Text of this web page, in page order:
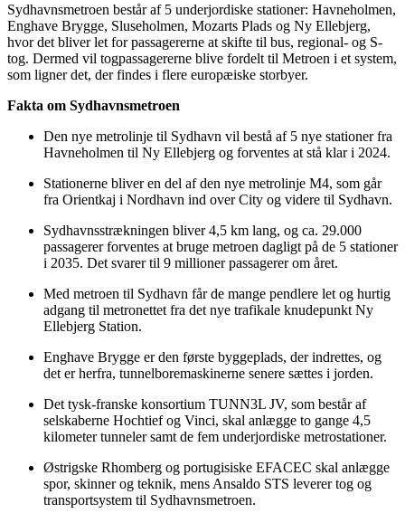
Sydhavnsmetroen består af 5 underjordiske stationer: Havneholmen,
Enghave Brygge, Sluseholmen, Mozarts Plads og Ny Ellebjerg,
hvor det bliver let for passagererne at skifte til bus, regional- og S-
tog. Dermed vil togpassagererne blive fordelt til Metroen i et system,
som ligner det, der findes i flere europæiske storbyer.
Fakta om Sydhavnsmetroen
Den nye metrolinje til Sydhavn vil bestå af 5 nye stationer fra
Havneholmen til Ny Ellebjerg og forventes at stå klar i 2024.
Stationerne bliver en del af den nye metrolinje M4, som går
fra Orientkaj i Nordhavn ind over City og videre til Sydhavn.
Sydhavnsstrækningen bliver 4,5 km lang, og ca. 29.000
passagerer forventes at bruge metroen dagligt på de 5 stationer
i 2035. Det svarer til 9 millioner passagerer om året.
Med metroen til Sydhavn får de mange pendlere let og hurtig
adgang til metronettet fra det nye trafikale knudepunkt Ny
Ellebjerg Station.
Enghave Brygge er den første byggeplads, der indrettes, og
det er herfra, tunnelboremaskinerne senere sættes i jorden.
Det tysk-franske konsortium TUNN3L JV, som består af
selskaberne Hochtief og Vinci, skal anlægge to gange 4,5
kilometer tunneler samt de fem underjordiske metrostationer.
Østrigske Rhomberg og portugisiske EFACEC skal anlægge
spor, skinner og teknik, mens Ansaldo STS leverer tog og
transportsystem til Sydhavnsmetroen.